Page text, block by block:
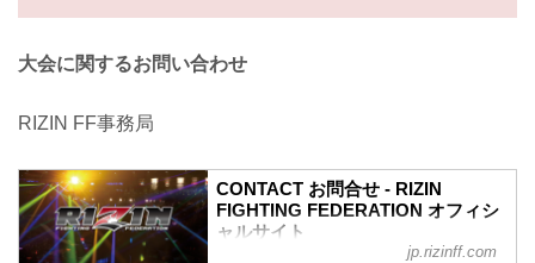
大会に関するお問い合わせ
RIZIN FF事務局
CONTACT お問合せ - RIZIN
FIGHTING FEDERATION オフィシ
ャルサイト
jp.rizinff.com